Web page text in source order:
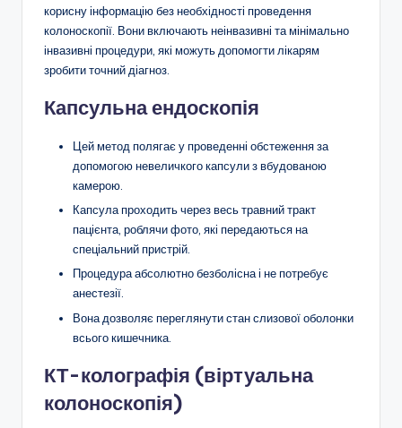
корисну інформацію без необхідності проведення
колоноскопії. Вони включають неінвазивні та мінімально
інвазивні процедури, які можуть допомогти лікарям
зробити точний діагноз.
Капсульна ендоскопія
Цей метод полягає у проведенні обстеження за
допомогою невеличкого капсули з вбудованою
камерою.
Капсула проходить через весь травний тракт
пацієнта, роблячи фото, які передаються на
спеціальний пристрій.
Процедура абсолютно безболісна і не потребує
анестезії.
Вона дозволяє переглянути стан слизової оболонки
всього кишечника.
КТ-колографія (віртуальна
колоноскопія)